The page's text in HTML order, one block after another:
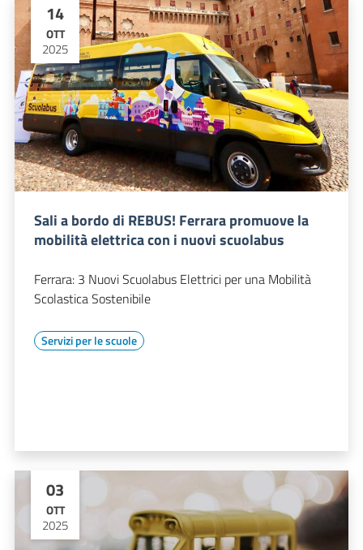
14
OTT
2025
Sali a bordo di REBUS! Ferrara promuove la
mobilità elettrica con i nuovi scuolabus
Ferrara: 3 Nuovi Scuolabus Elettrici per una Mobilità
Scolastica Sostenibile
Servizi per le scuole
03
OTT
2025